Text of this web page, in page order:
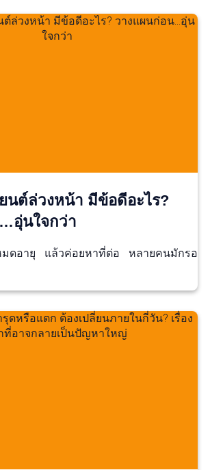
นต์ล่วงหน้า มีข้อดีอะไร?
อุ่นใจกว่า
มดอายุ แล้วค่อยหาที่ต่อ หลายคนมักรอ